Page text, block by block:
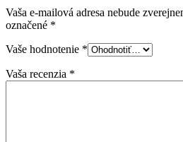
Vaša e-mailová adresa nebude
označené *
Vaše hodnotenie *
Vaša recenzia *